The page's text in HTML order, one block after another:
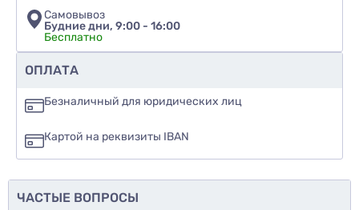
Рекомендуете ли вы этот товар
да
еще не знаю
Самовывоз
Будние дни, 9:00 - 16:00
Бесплатно
ОПЛАТА
Безналичный для юридических лиц
Картой на реквизиты IBAN
ЧАСТЫЕ ВОПРОСЫ